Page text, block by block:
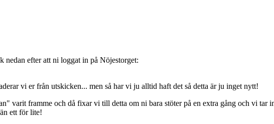
nedan efter att ni loggat in på Nöjestorget:
vi er från utskicken... men så har vi ju alltid haft det så detta är ju inget nytt!
framme och då fixar vi till detta om ni bara stöter på en extra gång och vi tar
ett för lite!